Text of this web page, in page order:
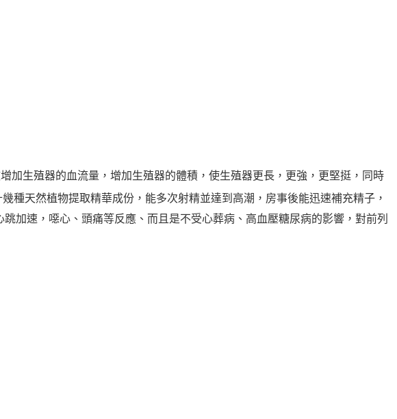
加生殖器的血流量，增加生殖器的體積，使生殖器更長，更強，更堅挺，同時
種天然植物提取精華成份，能多次射精並達到高潮，房事後能迅速補充精子，
加速，噁心、頭痛等反應、而且是不受心葬病、高血壓糖尿病的影響，對前列